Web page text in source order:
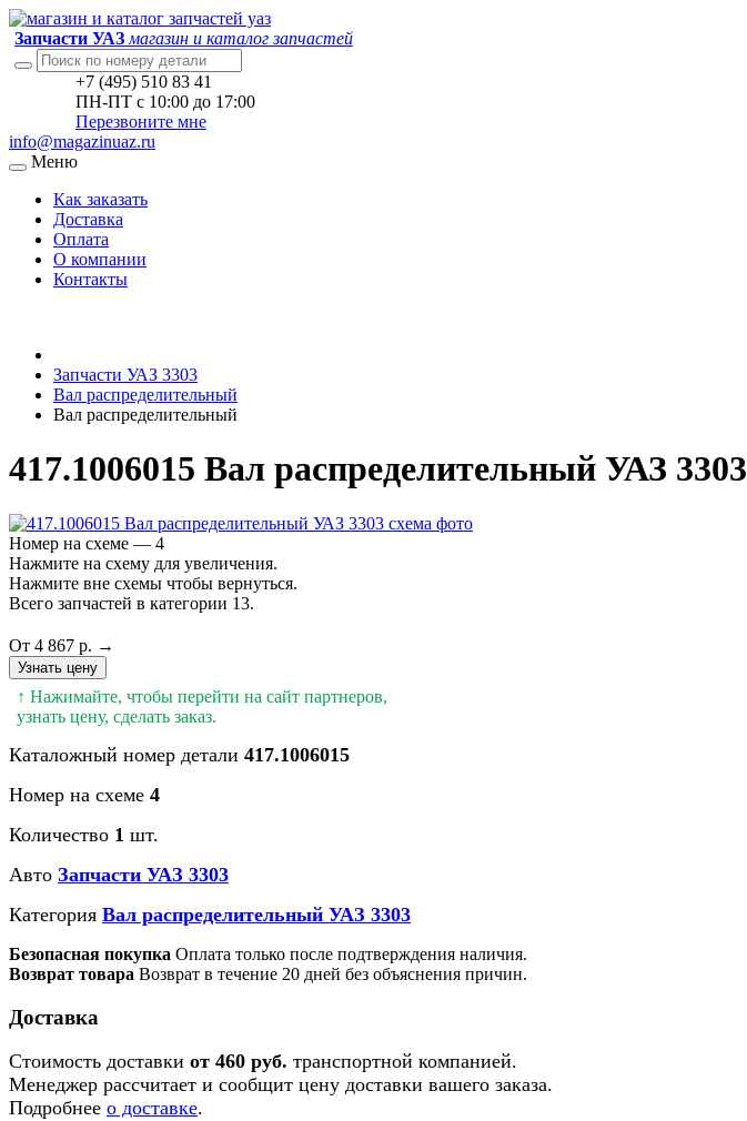
Запчасти УАЗ магазин и каталог запчастей
+7 (495) 510 83 41
ПН-ПТ с 10:00 до 17:00
Перезвоните мне
info@magazinuaz.ru
Меню
Как заказать
Доставка
Оплата
О компании
Контакты
Запчасти УАЗ 3303
Вал распределительный
Вал распределительный
417.1006015 Вал распределительный УАЗ 3303
Номер на схеме — 4
Нажмите на схему для увеличения.
Нажмите вне схемы чтобы вернуться.
Всего запчастей в категории 13.
От 4 867 р. →
Узнать цену
↑ Нажимайте, чтобы перейти на сайт партнеров,
узнать цену, сделать заказ.
Каталожный номер детали 417.1006015
Номер на схеме 4
Количество 1 шт.
Авто Запчасти УАЗ 3303
Категория Вал распределительный УАЗ 3303
Безопасная покупка Оплата только после подтверждения наличия.
Возврат товара Возврат в течение 20 дней без объяснения причин.
Доставка
Стоимость доставки от 460 руб. транспортной компанией.
Менеджер рассчитает и сообщит цену доставки вашего заказа.
Подробнее о доставке.